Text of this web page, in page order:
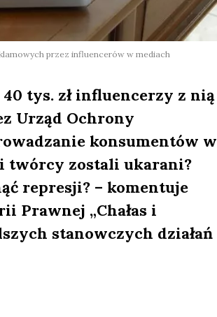
przez influencerów w mediach
40 tys. zł influencerzy z nią
Urząd Ochrony
konsumentów w
i twórcy zostali ukarani?
represji? – komentuje
Prawnej „Chałas i
stanowczych działań